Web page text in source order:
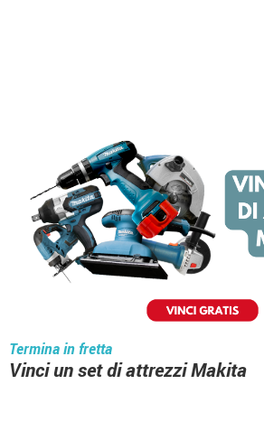
Termina in fretta
Vinci un set di attrezzi Makita